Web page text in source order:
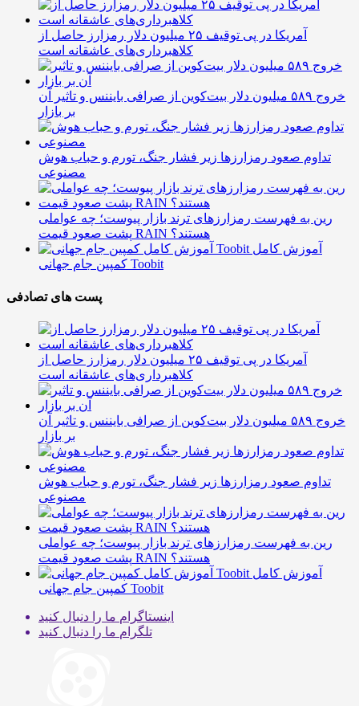
آمریکا در پی توقیف ۲۵ میلیون دلار رمزارز حاصل از
کلاهبرداری‌های عاشقانه است
خروج ۵۸۹ میلیون دلار بیت‌کوین از صرافی بایننس و تاثیر آن
بر بازار
تداوم صعود رمزارزها زیر فشار جنگ، تورم و حباب هوش
مصنوعی
رین به فهرست رمزارزهای ترند بازار پیوست؛ چه عواملی
پشت صعود قیمت RAIN هستند؟
آموزش کامل
کمپین جام جهانی Toobit
پست های تصادفی
آمریکا در پی توقیف ۲۵ میلیون دلار رمزارز حاصل از
کلاهبرداری‌های عاشقانه است
خروج ۵۸۹ میلیون دلار بیت‌کوین از صرافی بایننس و تاثیر آن
بر بازار
تداوم صعود رمزارزها زیر فشار جنگ، تورم و حباب هوش
مصنوعی
رین به فهرست رمزارزهای ترند بازار پیوست؛ چه عواملی
پشت صعود قیمت RAIN هستند؟
آموزش کامل
کمپین جام جهانی Toobit
اینستاگرام ما را دنبال کنید
تلگرام ما را دنبال کنید